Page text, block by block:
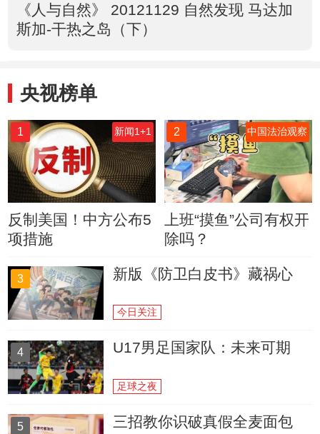
《人与自然》 20121129 自然发现 马达加
斯加-干热之岛（下）
央视榜单
1 新闻1+1
反制美国！中方公布5
项措施
2 中国法治观察
上班“摸鱼”公司有权开
除吗？
3 新版《防卫白皮书》藏祸心
今日关注
4 U17男足国家队：未来可期
足球之夜
5 三招教你识破真假全麦面包